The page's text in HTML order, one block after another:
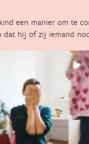
een manier om te
dat hij of zij iemand